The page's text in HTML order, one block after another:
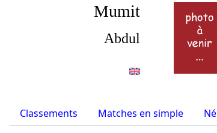
Mumit
Abdul
Classements Matches en simple